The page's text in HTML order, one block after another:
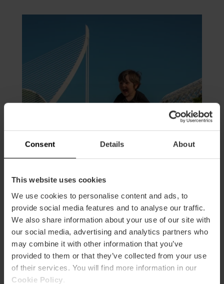
Consent Details About
This website uses cookies
We use cookies to personalise content and ads, to
provide social media features and to analyse our traffic.
We also share information about your use of our site with
our social media, advertising and analytics partners who
may combine it with other information that you’ve
provided to them or that they’ve collected from your use
of their services. You will find more information in our
Cookie Policy
València con niños
Valencia with children
Valencia con i bambini